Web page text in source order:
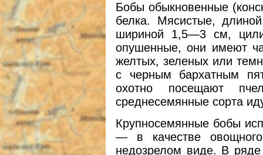
Бобы обыкновенные
белка. Мясистые,
шириной 1,5—3 см,
опушенные, они имеют
желтых, зеленых или
с черным бархатным
охотно посещают
среднесемянные сорта
Крупносемянные бобы
— в качестве
недозрелом виде. В ряде